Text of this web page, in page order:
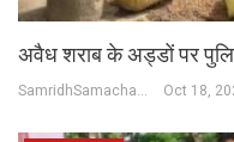
अवैध शराब के अड्डों पर
SamridhSamachar Desk Oct 18,